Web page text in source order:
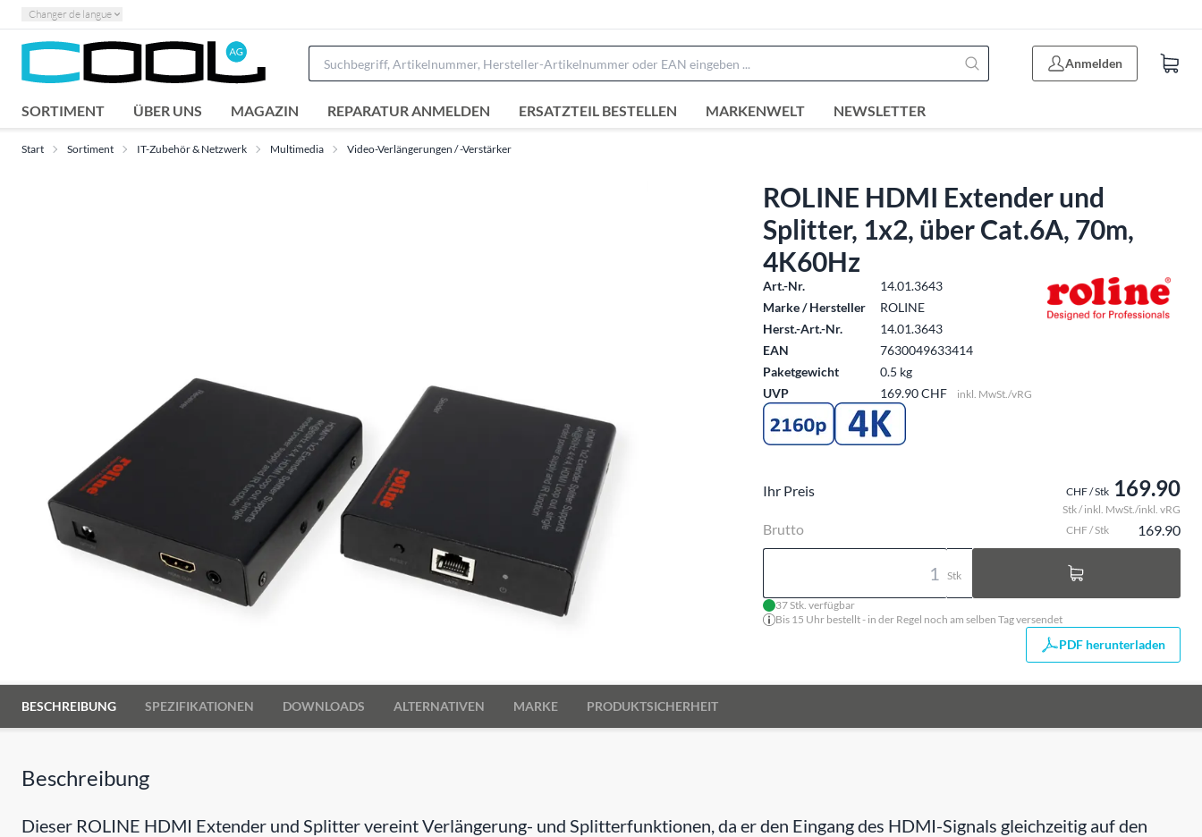
Changer de langue
Anmelden
SORTIMENT ÜBER UNS MAGAZIN REPARATUR ANMELDEN ERSATZTEIL BESTELLEN MARKENWELT NEWSLETTER
Start Sortiment IT-Zubehör & Netzwerk Multimedia Video-Verlängerungen / -Verstärker
ROLINE HDMI Extender und
Splitter, 1x2, über Cat.6A, 70m,
4K60Hz
Art.-Nr.
14.01.3643
Marke / Hersteller
ROLINE
Herst.-Art.-Nr.
14.01.3643
EAN
7630049633414
Paketgewicht
0.5 kg
UVP
169.90 CHF inkl. MwSt./vRG
Ihr Preis CHF / Stk 169.90
Stk / inkl. MwSt./inkl. vRG
Brutto CHF / Stk 169.90
Stk
37 Stk. verfügbar
Bis 15 Uhr bestellt - in der Regel noch am selben Tag versendet
PDF herunterladen
BESCHREIBUNG SPEZIFIKATIONEN DOWNLOADS ALTERNATIVEN MARKE PRODUKTSICHERHEIT
Beschreibung
Dieser ROLINE HDMI Extender und Splitter vereint Verlängerung- und Splitterfunktionen, da er den Eingang des HDMI-Signals gleichzeitig auf den